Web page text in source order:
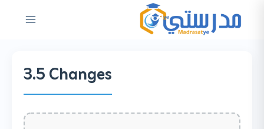
المحتوى
3.5 Changes